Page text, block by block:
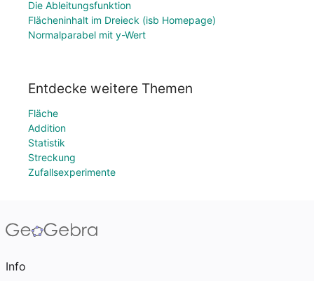
Die Ableitungsfunktion
Flächeninhalt im Dreieck (isb Homepage)
Normalparabel mit y-Wert
Entdecke weitere Themen
Fläche
Addition
Statistik
Streckung
Zufallsexperimente
Info